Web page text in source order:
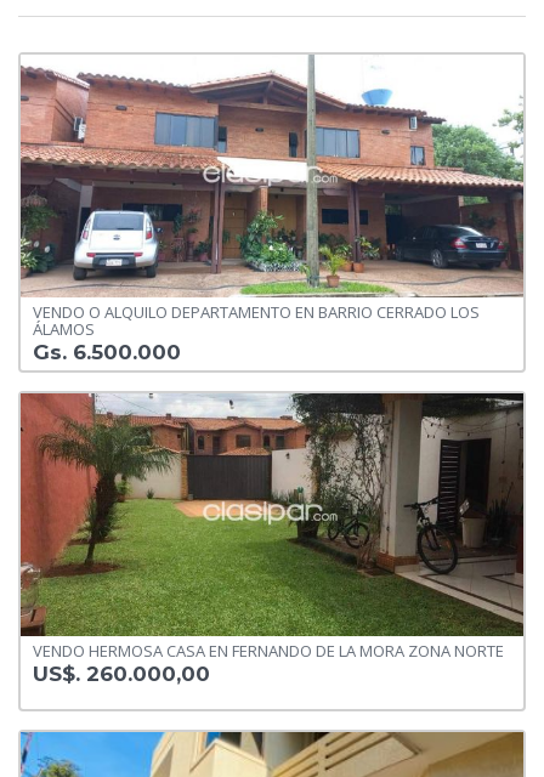
VENDO O ALQUILO DEPARTAMENTO EN BARRIO CERRADO LOS
ÁLAMOS
Gs. 6.500.000
VENDO HERMOSA CASA EN FERNANDO DE LA MORA ZONA NORTE
US$. 260.000,00